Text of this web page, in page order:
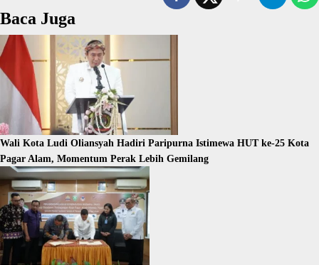
Baca Juga
Wali Kota Ludi Oliansyah Hadiri Paripurna Istimewa HUT ke-25 Kota
Pagar Alam, Momentum Perak Lebih Gemilang